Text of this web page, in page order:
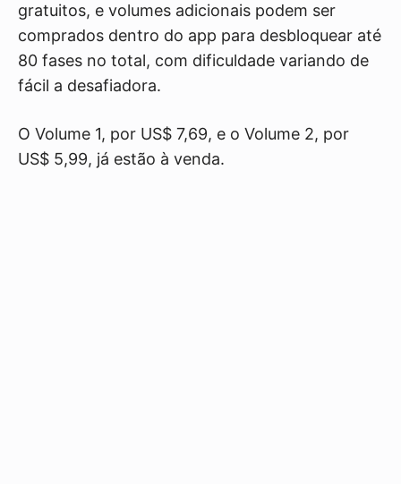
gratuitos, e volumes adicionais podem ser
comprados dentro do app para desbloquear até
80 fases no total, com dificuldade variando de
fácil a desafiadora.
O Volume 1, por US$ 7,69, e o Volume 2, por
US$ 5,99, já estão à venda.